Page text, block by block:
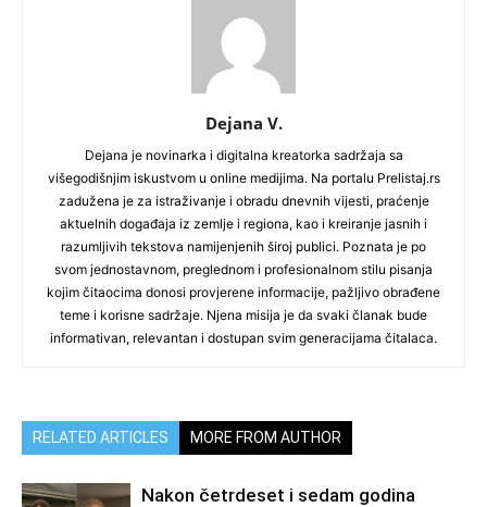
Dejana V.
Dejana je novinarka i digitalna kreatorka sadržaja sa
višegodišnjim iskustvom u online medijima. Na portalu Prelistaj.rs
zadužena je za istraživanje i obradu dnevnih vijesti, praćenje
aktuelnih događaja iz zemlje i regiona, kao i kreiranje jasnih i
razumljivih tekstova namijenjenih široj publici. Poznata je po
svom jednostavnom, preglednom i profesionalnom stilu pisanja
kojim čitaocima donosi provjerene informacije, pažljivo obrađene
teme i korisne sadržaje. Njena misija je da svaki članak bude
informativan, relevantan i dostupan svim generacijama čitalaca.
RELATED ARTICLES MORE FROM AUTHOR
Nakon četrdeset i sedam godina